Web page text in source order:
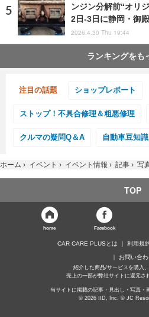
ンジン分解前“オリ
2日-3日に静岡・御
2026.4.30 Thu 19:44
ランキングをも
注目の話題 ショップレポート
ストップ！不具合修理＆粗悪修理
クルマの疑問Q＆A 自動車豆知識
ホーム › イベント › イベント情報 › 記事 › 写
TOP
home Facebook
CAR CARE PLUSとは 利用規
お問い合
紹介した商品/サービスを購入
売上の一部が弊社サイトに還元さ
当サイトに掲載の記事・見出し・写真・
© 2026 IID, Inc. © JC